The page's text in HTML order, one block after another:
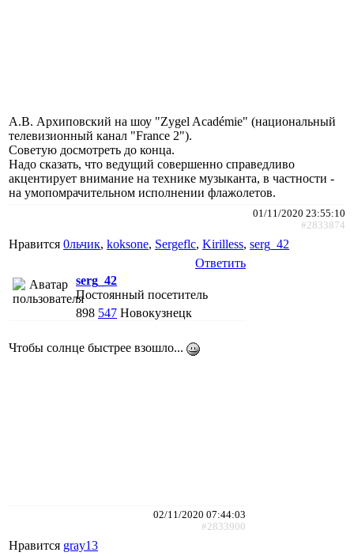
А.В. Архиповский на шоу "Zygel Académie" (национальный
телевизионный канал "France 2").
Советую досмотреть до конца.
Надо сказать, что ведущий совершенно справедливо
акцентирует внимание на технике музыканта, в частности -
на умопомрачительном исполнении флажолетов.
01/11/2020 23:55:10
#2833874
Нравится 0льчик, koksone, Sergeflc, Kirilless, serg_42
Ответить
serg_42
Постоянный посетитель
898 547 Новокузнецк
Чтобы солнце быстрее взошло...
02/11/2020 07:44:03
#2833900
Нравится gray13